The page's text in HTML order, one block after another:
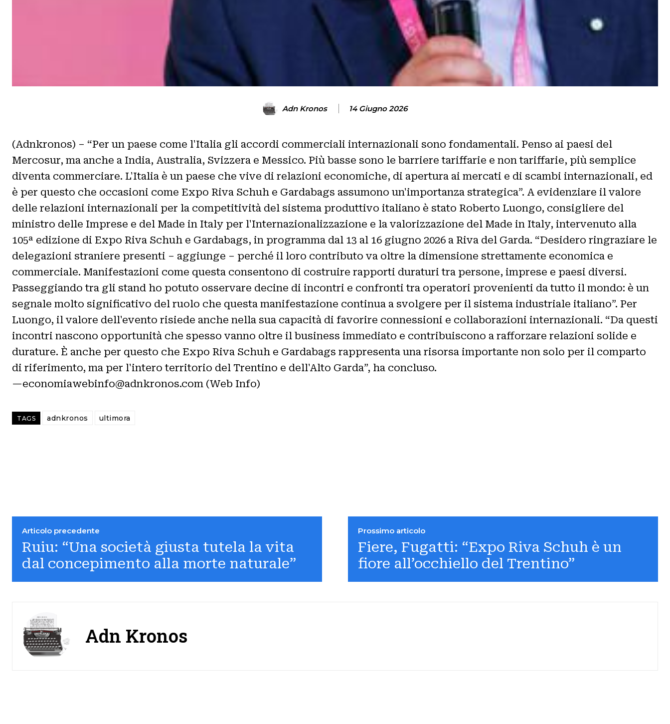
Adn Kronos 14 Giugno 2026
(Adnkronos) – “Per un paese come l'Italia gli accordi commerciali internazionali sono fondamentali. Penso ai paesi del
Mercosur, ma anche a India, Australia, Svizzera e Messico. Più basse sono le barriere tariffarie e non tariffarie, più semplice
diventa commerciare. L'Italia è un paese che vive di relazioni economiche, di apertura ai mercati e di scambi internazionali, ed
è per questo che occasioni come Expo Riva Schuh e Gardabags assumono un'importanza strategica”. A evidenziare il valore
delle relazioni internazionali per la competitività del sistema produttivo italiano è stato Roberto Luongo, consigliere del
ministro delle Imprese e del Made in Italy per l'Internazionalizzazione e la valorizzazione del Made in Italy, intervenuto alla
105ª edizione di Expo Riva Schuh e Gardabags, in programma dal 13 al 16 giugno 2026 a Riva del Garda. “Desidero ringraziare le
delegazioni straniere presenti – aggiunge – perché il loro contributo va oltre la dimensione strettamente economica e
commerciale. Manifestazioni come questa consentono di costruire rapporti duraturi tra persone, imprese e paesi diversi.
Passeggiando tra gli stand ho potuto osservare decine di incontri e confronti tra operatori provenienti da tutto il mondo: è un
segnale molto significativo del ruolo che questa manifestazione continua a svolgere per il sistema industriale italiano”. Per
Luongo, il valore dell'evento risiede anche nella sua capacità di favorire connessioni e collaborazioni internazionali. “Da questi
incontri nascono opportunità che spesso vanno oltre il business immediato e contribuiscono a rafforzare relazioni solide e
durature. È anche per questo che Expo Riva Schuh e Gardabags rappresenta una risorsa importante non solo per il comparto
di riferimento, ma per l'intero territorio del Trentino e dell'Alto Garda”, ha concluso.
—economiawebinfo@adnkronos.com (Web Info)
TAGS adnkronos ultimora
Articolo precedente
Ruiu: “Una società giusta tutela la vita
dal concepimento alla morte naturale”
Prossimo articolo
Fiere, Fugatti: “Expo Riva Schuh è un
fiore all’occhiello del Trentino”
Adn Kronos